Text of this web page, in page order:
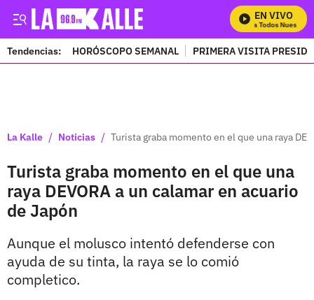
EN VIVO
Mira Todos Nuestros
Tendencias: HORÓSCOPO SEMANAL PRIMERA VISITA
La Kalle / Noticias / Turista graba momento en el que una raya
Turista graba momento en el que una
raya DEVORA a un calamar en acuario
de Japón
Aunque el molusco intentó defenderse con
ayuda de su tinta, la raya se lo comió
completico.